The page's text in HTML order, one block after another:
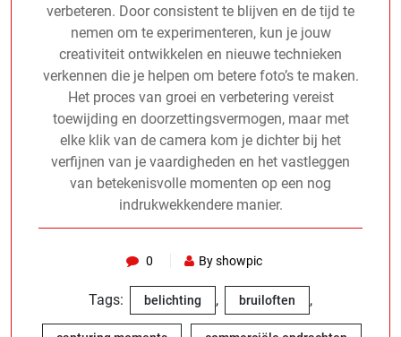
verbeteren. Door consistent te blijven en de tijd te
nemen om te experimenteren, kun je jouw
creativiteit ontwikkelen en nieuwe technieken
verkennen die je helpen om betere foto’s te maken.
Het proces van groei en verbetering vereist
toewijding en doorzettingsvermogen, maar met
elke klik van de camera kom je dichter bij het
verfijnen van je vaardigheden en het vastleggen
van betekenisvolle momenten op een nog
indrukwekkendere manier.
0 By showpic
Tags: belichting , bruiloften ,